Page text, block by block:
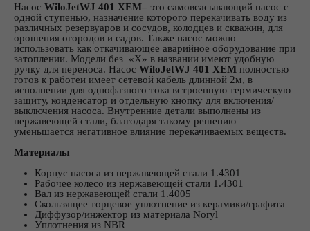
Насос WiloJetWJ 401 XEM– это самовсасывающий насос с
одной ступенью, назначение которого перекачивать воду из
различных резервуаров и сосудов, колодцев и скважин, для
орошения огородов и садов. Также насос можно
использовать как откачивающее аварийное оборудование при
затоплении. Модели без «Х» в названии имеют удобную
ручку для переноса. Насос WiloJetWJ 401 XEM полностью
готов к работеи имеет сетевой кабель длинной 2м, в
исполнении для однофазного тока встроенную термическую
защиту, конденсатор и отдельную кнопку для включения/
выключения насоса. Внутренние детали выполнены из
нержавеющей стали, благодаря такому решению
уменьшается негативное влияние перекачиваемых веществ.
Материалы
Корпус насоса из нержавеющей стали 1.4301
Рабочее колесо из нержавеющей стали 1.4301
Вал из нержавеющей стали 1.4005
Скользящее торцевое уплотнение из керамики/графита
Диффузор/инжектор из материала Noryl
Уплотнения из NBR